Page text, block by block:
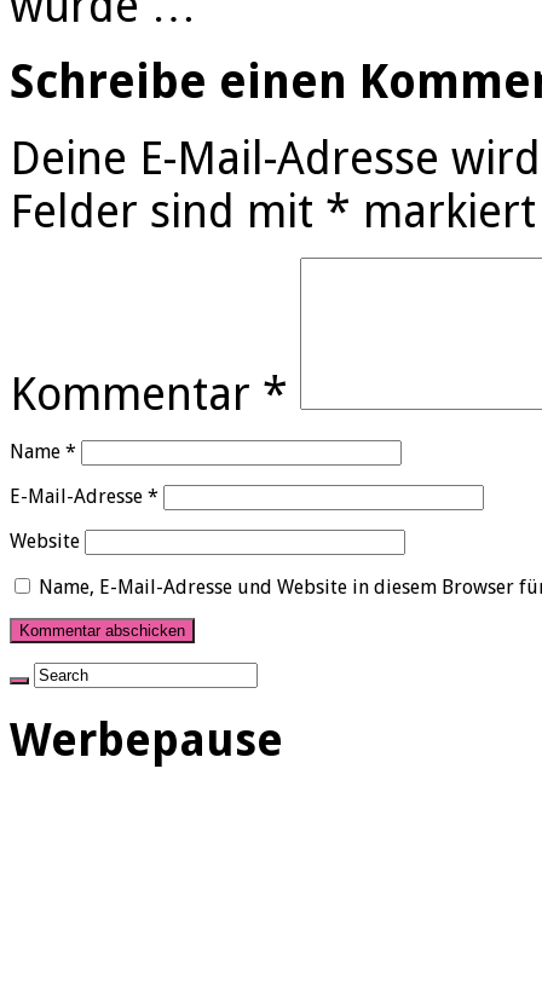
Schreibe einen
Deine E-Mail-Adresse
Felder sind mit * markiert
Kommentar *
Name *
E-Mail-Adresse *
Website
Name, E-Mail-Adresse und Website in diesem Browser
Werbepause